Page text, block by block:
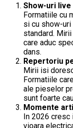
Show-uri
Formatiile cu
si cu show-
standard.
care aduc
dans.
Repertoriu
Mirii isi
Formatiile
ale pieselor
sunt foarte
Momente
In 2026 cresc
vioara